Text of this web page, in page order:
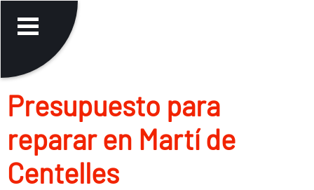
Presupuesto para
reparar en Martí de
Centelles